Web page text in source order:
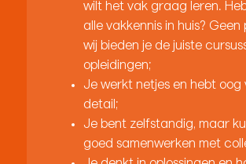
wilt het vak graag leren.
alle vakkennis in huis? Geen
wij bieden je de juiste
opleidingen;
Je werkt netjes en hebt oog
detail;
Je bent zelfstandig, maar
goed samenwerken met